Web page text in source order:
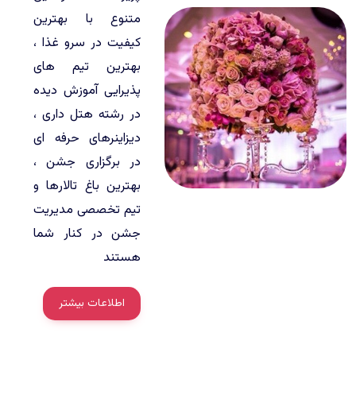
متنوع با بهترین
کیفیت در سرو غذا ،
بهترین تیم های
پذیرایی آموزش دیده
در رشته هتل داری ،
دیزاینرهای حرفه ای
در برگزاری جشن ،
بهترین باغ تالارها و
تیم تخصصی مدیریت
جشن در کنار شما
هستند
اطلاعات بیشتر